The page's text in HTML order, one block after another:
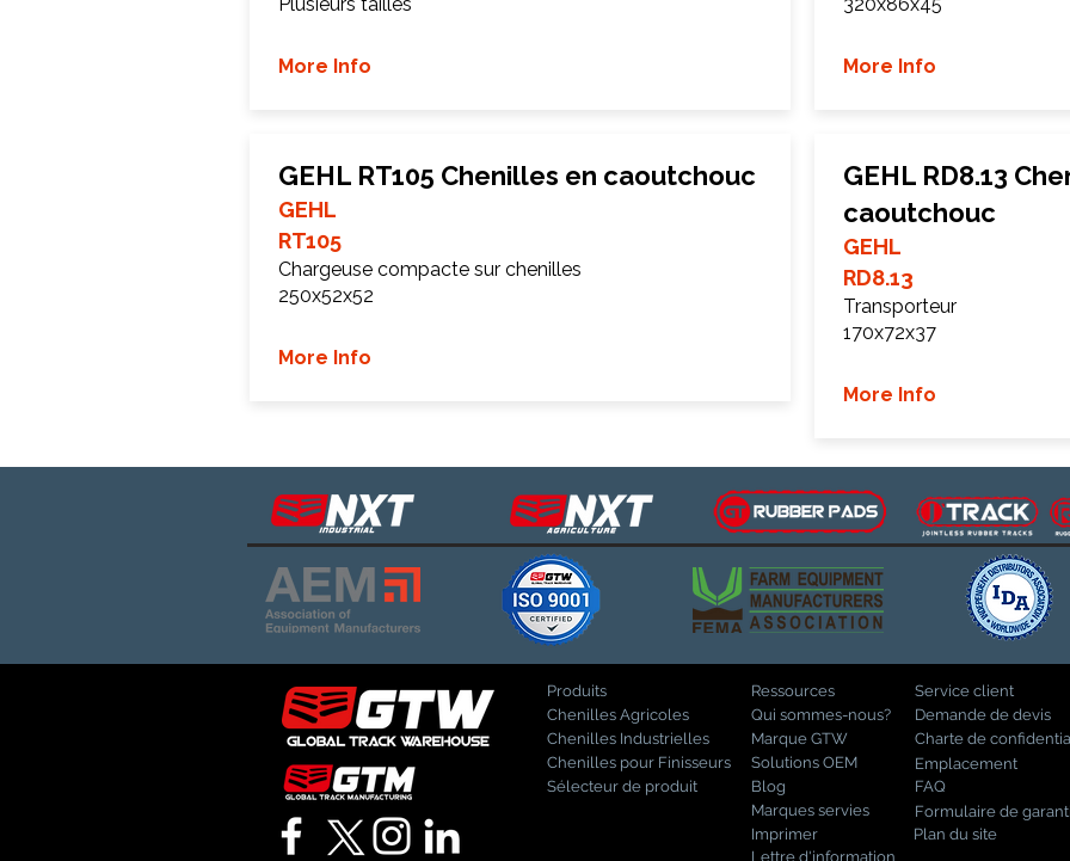
More Info
GEHL RT105 Chenilles en caoutchouc
GEHL
RT105
Chargeuse compacte sur chenilles
250x52x52
More Info
More Info
GEHL RD8.13
caoutchouc
GEHL
RD8.13
Transporteur
170x72x37
More Info
Produits
Chenilles Agricoles
Chenilles Industrielles
Chenilles pour Finisseurs
Sélecteur de produit
Service client
Ressources
Qui sommes-nous?
Marque GTW
Solutions OEM
Blog
Marques servies
Imprimer
Lettre d'information
Demande de devis
Charte de
Emplacement
FAQ
Formulaire de
Plan du site